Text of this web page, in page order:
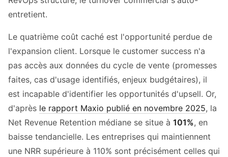
entretient.
Le quatrième coût caché est l'opportunité perdue de
l'expansion client. Lorsque le customer success n'a
pas accès aux données du cycle de vente (promesses
faites, cas d'usage identifiés, enjeux budgétaires), il
est incapable d'identifier les opportunités d'upsell. Or,
d'après le rapport Maxio publié en novembre 2025, la
Net Revenue Retention médiane se situe à 101%, en
baisse tendancielle. Les entreprises qui maintiennent
une NRR supérieure à 110% sont précisément celles qui